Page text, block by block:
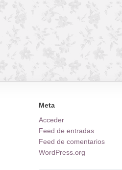
Meta
Acceder
Feed de entradas
Feed de comentarios
WordPress.org